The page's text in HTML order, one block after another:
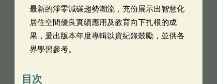
最新的淨零減碳趨勢潮流，充份展示出智慧化
居住空間優良實績應用及教育向下扎根的成
果，爰出版本年度專輯以資紀錄鼓勵，並供各
界學習參考。
目次